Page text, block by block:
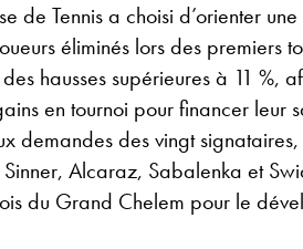
de Tennis a choisi d’orienter
éliminés lors des premiers
hausses supérieures à 11 %,
en tournoi pour financer leur
demandes des vingt
Alcaraz, Sabalenka et
du Grand Chelem pour le